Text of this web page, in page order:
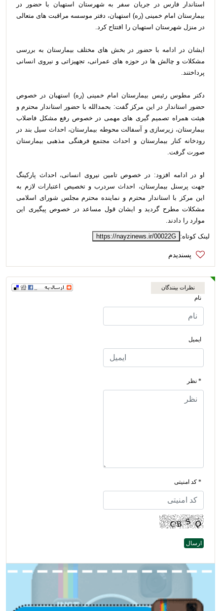
استاندار فارس در جریان سفر به شهرستان استهبان با حضور در
بیمارستان امام خمینی (ره) استهبان، دفتر موسسه مراقبت های متعالی
در منزل شهرستان استهبان را افتتاح کرد.
ایشان در ادامه با حضور در بخش های مختلف بیمارستان به بررسی
مشکلات و چالش ها در حوزه های عمرانی، تجهیزاتی و نیروی انسانی
پرداختند.
دکتر مطوس رئیس بیمارستان امام خمینی (ره) استهبان در خصوص
حضور استاندار در این مرکز گفت: بحمدالله با حضور استاندار محترم و
هیئت همراه تصمیم گیری های مهمی در خصوص رفع مشکل فاضلاب
بیمارستان، زیرسازی و آسفالت محوطه بیمارستان، احداث سیل بند در
رودخانه کنار بیمارستان و احداث مجتمع فرهنگی مذهبی بیمارستان
صورت گرفت.
او در ادامه افزود: در خصوص تامین نیروی انسانی، احداث پارکینگ
جهت پرسنل بیمارستان، احداث سردرب و تخصیص اعتبارات لازم به
این مرکز با استاندار محترم و نماینده محترم مجلس شورای اسلامی
مشکلات مطرح گردید و ایشان قول مساعد در خصوص پیگیری این
موارد را دادند.
لینک کوتاه: https://nayzinews.ir/00022G
نظرات بینندگان
نام
ایمیل
* نظر
* کد امنیتی